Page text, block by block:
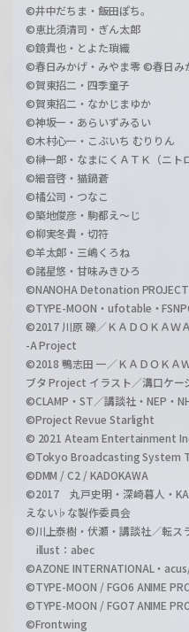
©井中だちま・飯田ぽち。
©恵比須清司・ぎん太郎
©鏡貴也・とよた瑣織
©春日みかげ・みやま零 ©春日み
©賀東招二・四季童子
©賀東招二・なかじまゆか
©神坂一・あらいずみるい
©木村心一・こぶいち むりりん
©榊一郎・なまにくＡＴＫ（ニト
©細音啓・猫鍋蒼
©橘公司・つなこ
©築地俊彦・駒都え～じ
©柳実冬貴・切符
©羊太郎・三嶋くろね
©諸星悠・甘味みきひろ
©NANOHA Detonation PROJECT
©TYPE-MOON・ufotable・
©2017 川原 礫／ＫＡＤＯＫＡＷ
-A Project
©2018 鴨志田 一／ＫＡＤＯＫＡ
ブタ Project イラスト／溝口ケー
©CLAMP・ST／講談社・NEP・
©Project Revue Starlight
© 2021 Ateam Entertainment
©Tokyo Broadcasting System
©DMM / C2 / KADOKAWA
©2017 丸戸史明・深崎暮人・
えない♭な製作委員会
©川上泰樹・伏瀬・講談社／転ス
illust：abec
©AZONE INTERNATIONAL・
©TYPE-MOON / FGO6 ANIME
©TYPE-MOON / FGO7 ANIME
©Frontwing